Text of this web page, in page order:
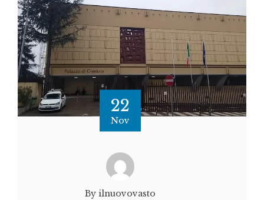
22
Nov
By ilnuovovasto